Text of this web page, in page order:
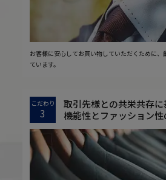
お客様に安心してお買い物していただくために、
ています。
こだわり
3
取引先様との共栄共存に
機能性とファッション